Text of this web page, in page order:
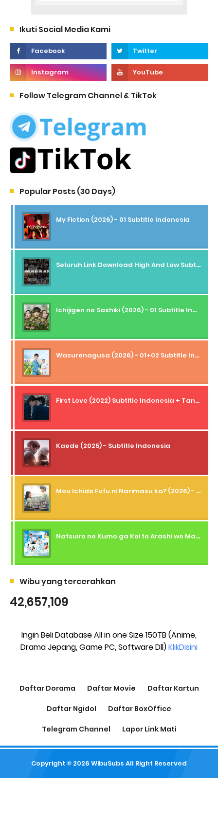
Ikuti Social Media Kami
Follow Telegram Channel & TikTok
Popular Posts (30 Days)
My Fiction (2026) - 01 Subtitle Indonesia
Seluruh Link Download High And Low Subtitle Indonesia
Ichijigen no Sashiki (2026) - 01 Subtitle Indonesia
Wasurenagusa (2026) - 01+02 Subtitle Indonesia
First Love (2022) Subtitle Indonesia + Tanpa Iklan + Streaming + 1080p
Kaede (2025) - Subtitle Indonesia
Mou Ichido Fufu ni Narimasu ka? (2026) - 01 Subtitle Indonesia
Natsuiro no Kumo ga Koi to Arashi wo Makiokosu (2026) - 01 Subtitle Indonesia
Wibu yang tercerahkan
42,657,109
Ingin Beli Database All in one Size 150TB (Anime,
Drama Jepang, Game PC, Software Dll)KlikDisini
Daftar Dorama Daftar Movie Daftar Kartun
Daftar Ngidol Daftar BoxOffice
Telegram Channel Lapor Link Mati
Copyright © 2026 WibuSubs All Right Reserved